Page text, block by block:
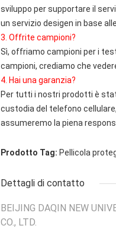
sviluppo per supportare il
un servizio desigen in base
3. Offrite campioni?
Sì, offriamo campioni per i
campioni, crediamo che
4. Hai una garanzia?
Per tutti i nostri prodotti è
custodia del telefono
assumeremo la piena
Prodotto Tag: Pellicola
Dettagli di contatto
BEIJING DAQIN NEW
CO., LTD.